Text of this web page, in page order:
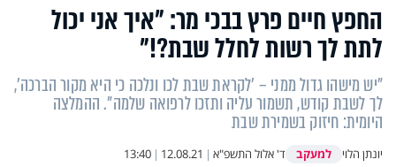
החפץ חיים פרץ בבכי מר: "איך אני יכול
לתת לך רשות לחלל שבת?!"
"יש מישהו גדול ממני – 'לקראת שבת לכו ונלכה כי היא מקור הברכה',
לך לשבת קודש, תשמור עליה ותזכו לרפואה שלמה". ההמלצה
היומית: חיזוק בשמירת שבת
יונתן הלוי למעקב ד' אלול התשפ"א |
12.08.21
|
13:40